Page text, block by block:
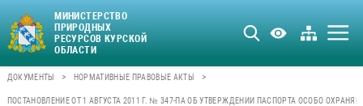
МИНИСТЕРСТВО
ПРИРОДНЫХ
РЕСУРСОВ КУРСКОЙ
ОБЛАСТИ
ДОКУМЕНТЫ > НОРМАТИВНЫЕ ПРАВОВЫЕ АКТЫ >
ПОСТАНОВЛЕНИЕ ОТ 1 АВГУСТА 2011 Г. № 347-ПА ОБ УТВЕРЖДЕНИИ ПАСПОРТА ОСОБО